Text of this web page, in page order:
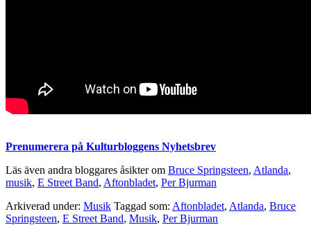
Prenumerera på Kulturbloggens Nyhetsbrev
Läs även andra bloggares åsikter om Bruce Springsteen, Atlanda,
musik, E Street Band, Aftonbladet, Per Bjurman
Arkiverad under: Musik Taggad som: Aftonbladet, Atlanda, Bruce
Springsteen, E Street Band, Musik, Per Bjurman